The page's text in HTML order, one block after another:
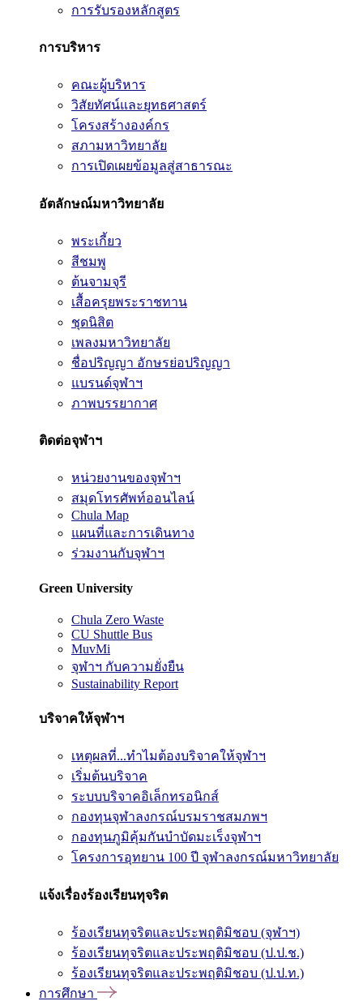
การรับรองหลักสูตร
การบริหาร
คณะผู้บริหาร
วิสัยทัศน์และยุทธศาสตร์
โครงสร้างองค์กร
สภามหาวิทยาลัย
การเปิดเผยข้อมูลสู่สาธารณะ
อัตลักษณ์มหาวิทยาลัย
พระเกี้ยว
สีชมพู
ต้นจามจุรี
เสื้อครุยพระราชทาน
ชุดนิสิต
เพลงมหาวิทยาลัย
ชื่อปริญญา อักษรย่อปริญญา
แบรนด์จุฬาฯ
ภาพบรรยากาศ
ติดต่อจุฬาฯ
หน่วยงานของจุฬาฯ
สมุดโทรศัพท์ออนไลน์
Chula Map
แผนที่และการเดินทาง
ร่วมงานกับจุฬาฯ
Green University
Chula Zero Waste
CU Shuttle Bus
MuvMi
จุฬาฯ กับความยั่งยืน
Sustainability Report
บริจาคให้จุฬาฯ
เหตุผลที่...ทำไมต้องบริจาคให้จุฬาฯ
เริ่มต้นบริจาค
ระบบบริจาคอิเล็กทรอนิกส์
กองทุนจุฬาลงกรณ์บรมราชสมภพฯ
กองทุนภูมิคุ้มกันบำบัดมะเร็งจุฬาฯ
โครงการอุทยาน 100 ปี จุฬาลงกรณ์มหาวิทยาลัย
แจ้งเรื่องร้องเรียนทุจริต
ร้องเรียนทุจริตและประพฤติมิชอบ (จุฬาฯ)
ร้องเรียนทุจริตและประพฤติมิชอบ (ป.ป.ช.)
ร้องเรียนทุจริตและประพฤติมิชอบ (ป.ป.ท.)
การศึกษา